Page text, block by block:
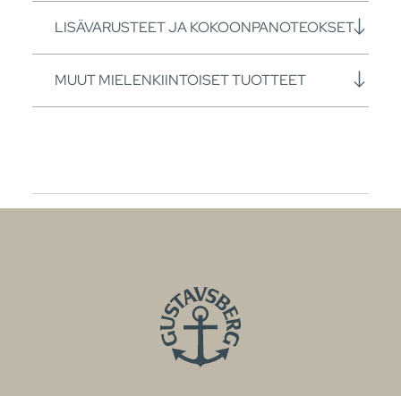
LISÄVARUSTEET JA KOKOONPANOTEOKSET
MUUT MIELENKIINTOISET TUOTTEET